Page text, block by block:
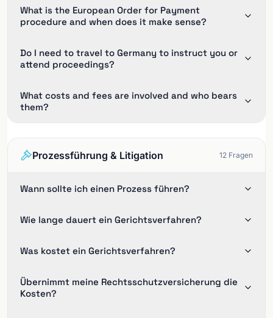
What is the European Order for Payment
procedure and when does it make sense?
Do I need to travel to Germany to instruct you or
attend proceedings?
What costs and fees are involved and who bears
them?
Prozessführung & Litigation 12 Fragen
Wann sollte ich einen Prozess führen?
Wie lange dauert ein Gerichtsverfahren?
Was kostet ein Gerichtsverfahren?
Übernimmt meine Rechtsschutzversicherung die
Kosten?